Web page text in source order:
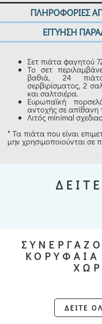
ΠΛΗΡΟΦΟΡΙΕΣ
ΕΓΓΥΗΣΗ
Σετ πιάτα φαγητού
Το σετ
βαθιά, 24
σερβιρίσματος, 2
και σαλτσιέρα.
Ευρωπαϊκή
αντοχής σε απίθανη
Λιτός minimal
* Τα πιάτα που είναι
μην χρησιμοποιούνται σε
ΚΟΡΥΦΑΙΑ
ΔΕΙΤΕ